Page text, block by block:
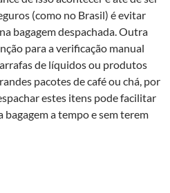
(como no Brasil) é evitar
bagagem despachada. Outra
para a verificação manual
de líquidos ou produtos
pacotes de café ou chá, por
estes itens pode facilitar
bagagem a tempo e sem terem